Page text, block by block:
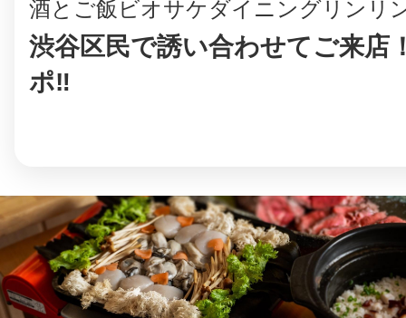
酒とご飯ビオサケダイニングリンリ
渋谷区民で誘い合わせてご来店
ポ‼️